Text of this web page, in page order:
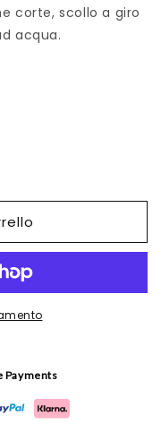
corte, scollo a giro
acqua.
Payments